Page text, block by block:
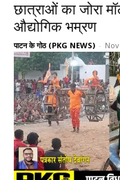
छात्राओं का जोरा
औद्योगिक भम्रण
पाटन के गोठ (PKG NEWS) -